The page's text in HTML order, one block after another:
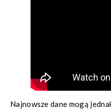
Najnowsze dane mogą